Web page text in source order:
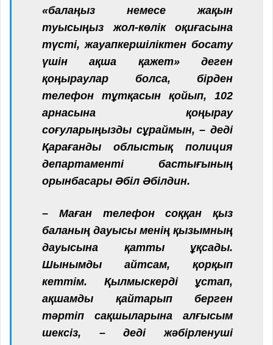
«балаңыз немесе жақын
туысыңыз жол-көлік оқиғасына
түсті, жауапкершіліктен босату
үшін ақша қажет» деген
қоңыраулар болса, бірден
телефон тұтқасын қойып, 102
арнасына қоңырау
соғуларыңызды сұраймын, – деді
Қарағанды облыстық полиция
департаменті бастығының
орынбасары Әбіл Әбілдин.
– Маған телефон соққан қыз
баланың дауысы менің қызымның
дауысына қатты ұқсады.
Шынымды айтсам, қорқып
кеттім. Қылмыскерді ұстап,
ақшамды қайтарып берген
тәртіп сақшыларына алғысым
шексіз, – деді жәбірленуші